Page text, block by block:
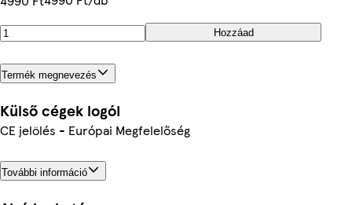
Hozzáad
Termék megnevezés
Külső cégek logói
CE jelölés - Európai Megfelelőség
További információ